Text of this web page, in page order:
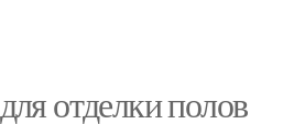
отделки полов